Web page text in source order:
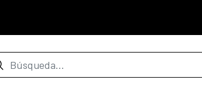
de búsqueda